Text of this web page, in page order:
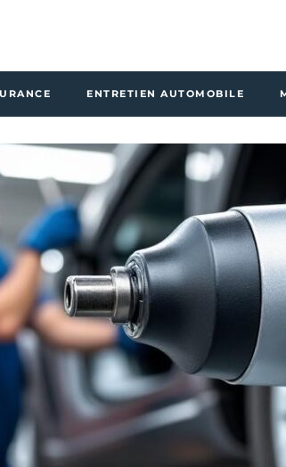
ENTRETIEN AUTOMOBILE